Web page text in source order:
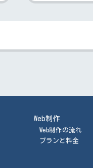
Web制作
Web制作の流れ
プランと料金